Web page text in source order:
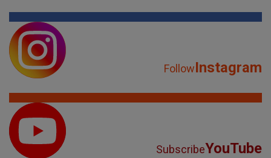
FollowInstagram
SubscribeYouTube